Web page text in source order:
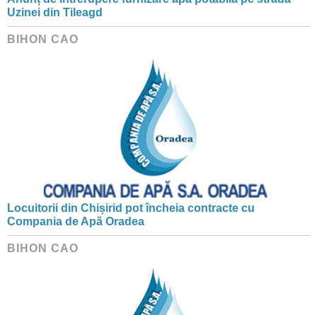
Uzinei din Tileagd
BIHON CAO
Locuitorii din Chișirid pot încheia contracte cu
Compania de Apă Oradea
BIHON CAO